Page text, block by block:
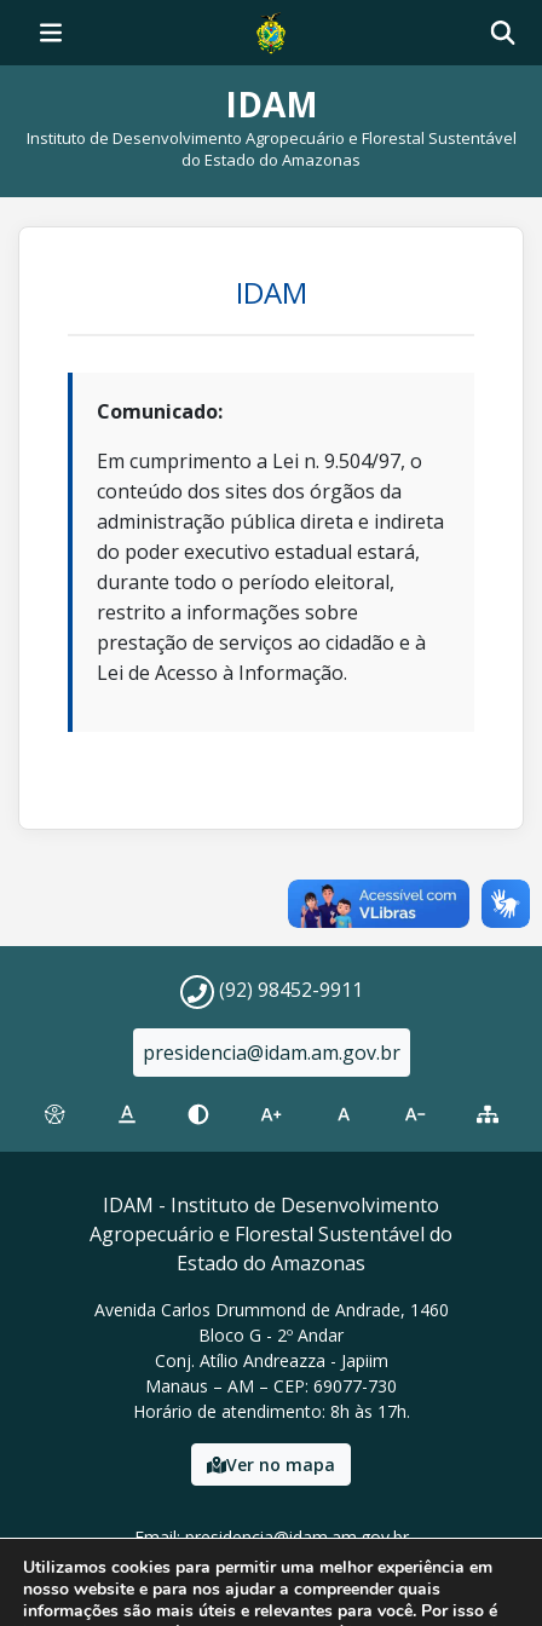
IDAM
Instituto de Desenvolvimento Agropecuário e Florestal Sustentável
do Estado do Amazonas
IDAM
Comunicado:
Em cumprimento a Lei n. 9.504/97, o
conteúdo dos sites dos órgãos da
administração pública direta e indireta
do poder executivo estadual estará,
durante todo o período eleitoral,
restrito a informações sobre
prestação de serviços ao cidadão e à
Lei de Acesso à Informação.
(92) 98452-9911
presidencia@idam.am.gov.br
IDAM - Instituto de Desenvolvimento
Agropecuário e Florestal Sustentável do
Estado do Amazonas
Avenida Carlos Drummond de Andrade, 1460
Bloco G - 2º Andar
Conj. Atílio Andreazza - Japiim
Manaus – AM – CEP: 69077-730
Horário de atendimento: 8h às 17h.
Ver no mapa
Email: presidencia@idam.am.gov.br
Tel: (92) 98452-9911
Utilizamos cookies para permitir uma melhor experiência em
nosso website e para nos ajudar a compreender quais
informações são mais úteis e relevantes para você. Por isso é